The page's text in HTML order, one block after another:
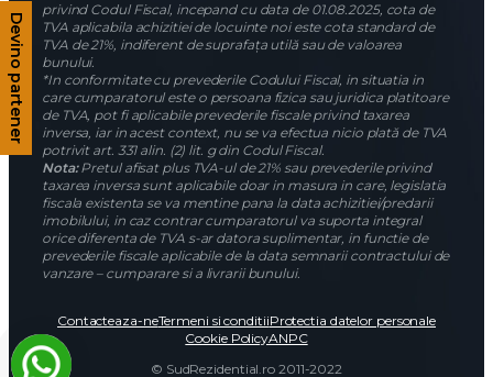
privind Codul Fiscal, incepand cu data de 01.08.2025, cota de
TVA aplicabila achizitiei de locuinte noi este cota standard de
TVA de 21%, indiferent de suprafața utilă sau de valoarea
bunului.
*In conformitate cu prevederile Codului Fiscal, in situatia in
care cumparatorul este o persoana fizica sau juridica platitoare
de TVA, pot fi aplicabile prevederile fiscale privind taxarea
inversa, iar in acest context, nu se va efectua nicio plată de TVA
potrivit art. 331 alin. (2) lit. g din Codul Fiscal.
Nota:Pretul afisat plus TVA-ul de 21% sau prevederile privind
taxarea inversa sunt aplicabile doar in masura in care, legislatia
fiscala existenta se va mentine pana la data achizitiei/predarii
imobilului, in caz contrar cumparatorul va suporta integral
orice diferenta de TVA s-ar datora suplimentar, in functie de
prevederile fiscale aplicabile de la data semnarii contractului de
vanzare – cumparare si a livrarii bunului.
Contacteaza-neTermeni si conditiiProtectia datelor personale
Cookie PolicyANPC
© SudRezidential.ro 2011-2022
Devino partener